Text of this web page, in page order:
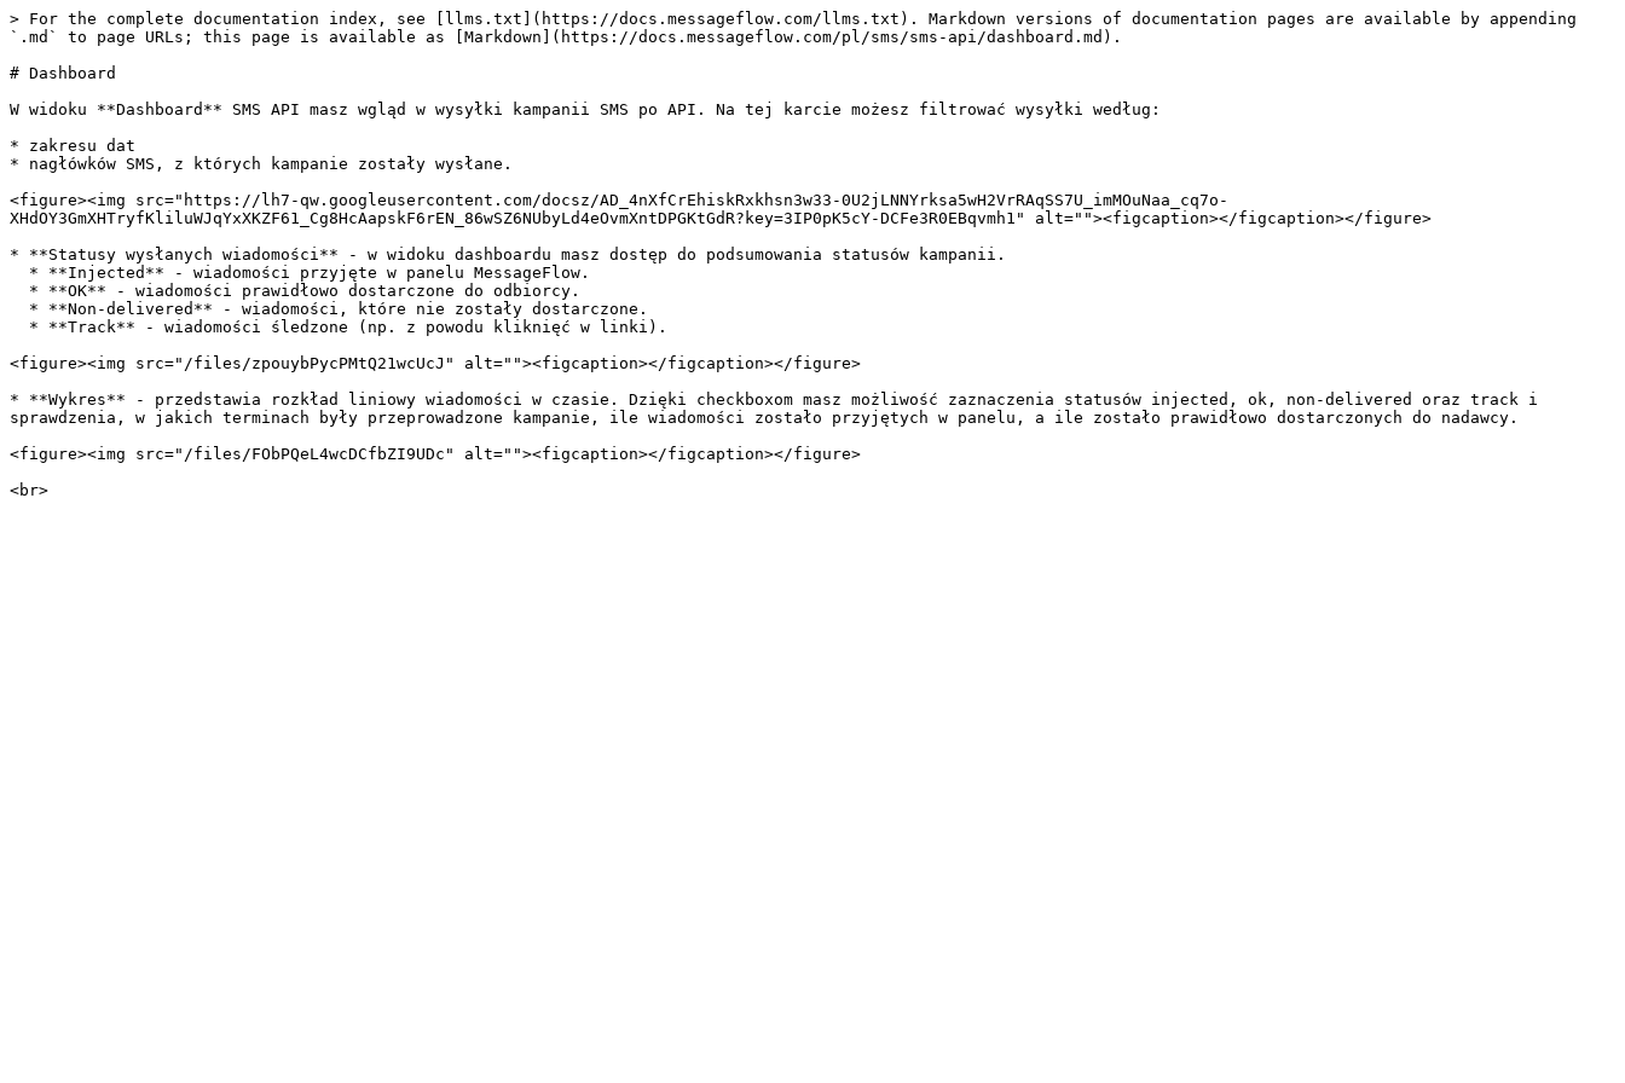
> For the complete documentation index, see [llms.txt](https://docs.messageflow.com/llms.txt). Markdown versions of documentation pages are available by appending
`.md` to page URLs; this page is available as [Markdown](https://docs.messageflow.com/pl/sms/sms-api/dashboard.md).
# Dashboard
W widoku **Dashboard** SMS API masz wgląd w wysyłki kampanii SMS po API. Na tej karcie możesz filtrować wysyłki według:
* zakresu dat
* nagłówków SMS, z których kampanie zostały wysłane.
<figure><img src="https://lh7-qw.googleusercontent.com/docsz/AD_4nXfCrEhiskRxkhsn3w33-0U2jLNNYrksa5wH2VrRAqSS7U_imMOuNaa_cq7o-
XHdOY3GmXHTryfKliluWJqYxXKZF61_Cg8HcAapskF6rEN_86wSZ6NUbyLd4eOvmXntDPGKtGdR?key=3IP0pK5cY-DCFe3R0EBqvmh1" alt=""><figcaption></figcaption></figure>
* **Statusy wysłanych wiadomości** - w widoku dashboardu masz dostęp do podsumowania statusów kampanii.
<figure><img src="/files/zpouybPycPMtQ21wcUcJ" alt=""><figcaption></figcaption></figure>
* **Wykres** - przedstawia rozkład liniowy wiadomości w czasie. Dzięki checkboxom masz możliwość zaznaczenia statusów injected, ok, non-delivered oraz track i
sprawdzenia, w jakich terminach były przeprowadzone kampanie, ile wiadomości zostało przyjętych w panelu, a ile zostało prawidłowo dostarczonych do nadawcy.
<figure><img src="/files/FObPQeL4wcDCfbZI9UDc" alt=""><figcaption></figcaption></figure>